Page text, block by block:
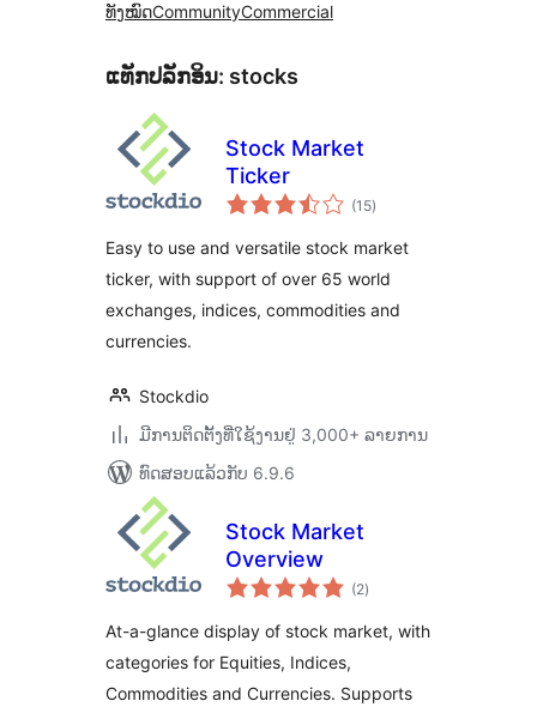
ທັງໝົດCommunityCommercial
ແທັກປລັກອິນ: stocks
Stock Market
Ticker
(15ຄະແນນ
ທັງໝົດ
)
Easy to use and versatile stock market
ticker, with support of over 65 world
exchanges, indices, commodities and
currencies.
Stockdio
ມີການຕິດຕັ້ງທີ່ໃຊ້ງານຢູ່ 3,000+ ລາຍການ
ທົດສອບແລ້ວກັບ 6.9.6
Stock Market
Overview
(2ຄະແນນ
ທັງໝົດ
)
At-a-glance display of stock market, with
categories for Equities, Indices,
Commodities and Currencies. Supports